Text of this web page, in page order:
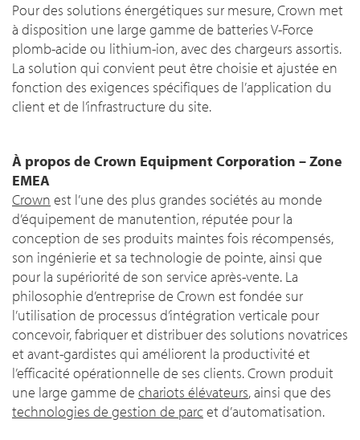
Pour des solutions énergétiques sur mesure, Crown met
à disposition une large gamme de batteries V-Force
plomb-acide ou lithium-ion, avec des chargeurs assortis.
La solution qui convient peut être choisie et ajustée en
fonction des exigences spécifiques de l’application du
client et de l’infrastructure du site.
À propos de Crown Equipment Corporation – Zone
EMEA
Crown est l’une des plus grandes sociétés au monde
d’équipement de manutention, réputée pour la
conception de ses produits maintes fois récompensés,
son ingénierie et sa technologie de pointe, ainsi que
pour la supériorité de son service après-vente. La
philosophie d’entreprise de Crown est fondée sur
l’utilisation de processus d’intégration verticale pour
concevoir, fabriquer et distribuer des solutions novatrices
et avant-gardistes qui améliorent la productivité et
l’efficacité opérationnelle de ses clients. Crown produit
une large gamme de chariots élévateurs, ainsi que des
technologies de gestion de parcet d’automatisation.